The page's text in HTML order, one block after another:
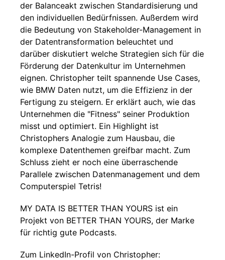
der Balanceakt zwischen Standardisierung und
den individuellen Bedürfnissen. Außerdem wird
die Bedeutung von Stakeholder-Management in
der Datentransformation beleuchtet und
darüber diskutiert welche Strategien sich für die
Förderung der Datenkultur im Unternehmen
eignen. Christopher teilt spannende Use Cases,
wie BMW Daten nutzt, um die Effizienz in der
Fertigung zu steigern. Er erklärt auch, wie das
Unternehmen die "Fitness" seiner Produktion
misst und optimiert. Ein Highlight ist
Christophers Analogie zum Hausbau, die
komplexe Datenthemen greifbar macht. Zum
Schluss zieht er noch eine überraschende
Parallele zwischen Datenmanagement und dem
Computerspiel Tetris!
MY DATA IS BETTER THAN YOURS ist ein
Projekt von BETTER THAN YOURS, der Marke
für richtig gute Podcasts.
Zum LinkedIn-Profil von Christopher: